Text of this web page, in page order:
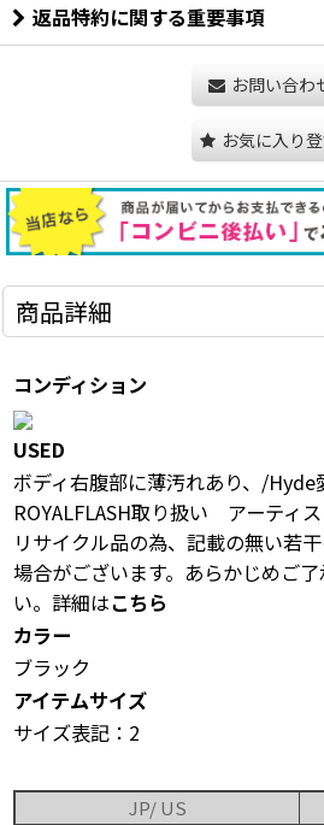
返品特約に関する重要事項
お問い合わ
お気に入り
商品詳細
コンディション
USED
ボディ右腹部に薄汚れあり、/
ROYALFLASH取り扱い アーティ
リサイクル品の為、記載の無い若
場合がございます。あらかじめご
い。詳細はこちら
カラー
ブラック
アイテムサイズ
サイズ表記：2
JP/ US